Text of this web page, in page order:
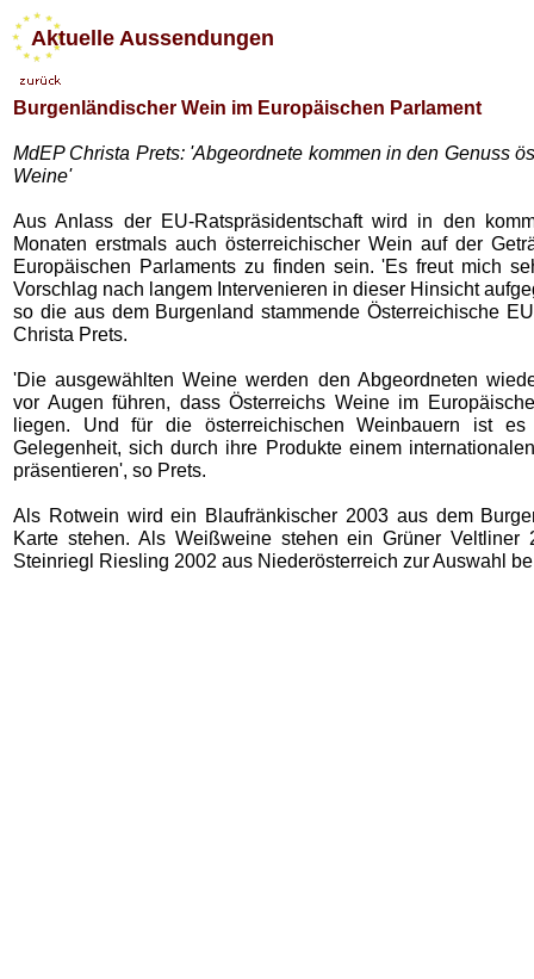
Aktuelle Aussendungen
Burgenländischer Wein im Europäischen Parlament
MdEP Christa Prets: 'Abgeordnete kommen in den Genuss
Weine'
Aus Anlass der EU-Ratspräsidentschaft wird in den
Monaten erstmals auch österreichischer Wein auf der
Europäischen Parlaments zu finden sein. 'Es freut mich
Vorschlag nach langem Intervenieren in dieser Hinsicht
so die aus dem Burgenland stammende Österreichische
Christa Prets.
'Die ausgewählten Weine werden den Abgeordneten
vor Augen führen, dass Österreichs Weine im
liegen. Und für die österreichischen Weinbauern ist
Gelegenheit, sich durch ihre Produkte einem
präsentieren', so Prets.
Als Rotwein wird ein Blaufränkischer 2003 aus dem
Karte stehen. Als Weißweine stehen ein Grüner Veltliner
Steinriegl Riesling 2002 aus Niederösterreich zur Auswahl